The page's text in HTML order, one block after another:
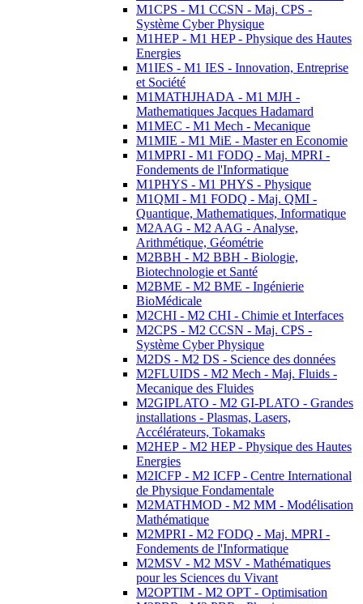
M1CPS - M1 CCSN - Maj. CPS -
Système Cyber Physique
M1HEP - M1 HEP - Physique des Hautes
Energies
M1IES - M1 IES - Innovation, Entreprise
et Société
M1MATHJHADA - M1 MJH -
Mathematiques Jacques Hadamard
M1MEC - M1 Mech - Mecanique
M1MIE - M1 MiE - Master en Economie
M1MPRI - M1 FODQ - Maj. MPRI -
Fondements de l'Informatique
M1PHYS - M1 PHYS - Physique
M1QMI - M1 FODQ - Maj. QMI -
Quantique, Mathematiques, Informatique
M2AAG - M2 AAG - Analyse,
Arithmétique, Géométrie
M2BBH - M2 BBH - Biologie,
Biotechnologie et Santé
M2BME - M2 BME - Ingénierie
BioMédicale
M2CHI - M2 CHI - Chimie et Interfaces
M2CPS - M2 CCSN - Maj. CPS -
Système Cyber Physique
M2DS - M2 DS - Science des données
M2FLUIDS - M2 Mech - Maj. Fluids -
Mecanique des Fluides
M2GIPLATO - M2 GI-PLATO - Grandes
installations - Plasmas, Lasers,
Accélérateurs, Tokamaks
M2HEP - M2 HEP - Physique des Hautes
Energies
M2ICFP - M2 ICFP - Centre International
de Physique Fondamentale
M2MATHMOD - M2 MM - Modélisation
Mathématique
M2MPRI - M2 FODQ - Maj. MPRI -
Fondements de l'Informatique
M2MSV - M2 MSV - Mathématiques
pour les Sciences du Vivant
M2OPTIM - M2 OPT - Optimisation